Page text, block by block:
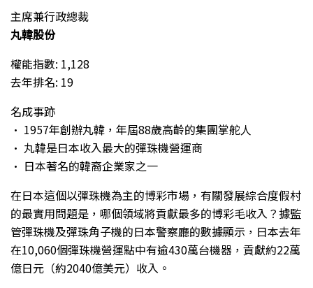
主席兼行政總裁
丸韓股份
權能指數: 1,128
去年排名: 19
名成事跡
• 1957年創辦丸韓，年屆88歲高齡的集團掌舵人
• 丸韓是日本收入最大的彈珠機營運商
• 日本著名的韓裔企業家之一
在日本這個以彈珠機為主的博彩市場，有關發展綜合度假村
的最實用問題是，哪個領域將貢獻最多的博彩毛收入？據監
管彈珠機及彈珠角子機的日本警察廳的數據顯示，日本去年
在10,060個彈珠機營運點中有逾430萬台機器，貢獻約22萬
億日元（約2040億美元）收入。